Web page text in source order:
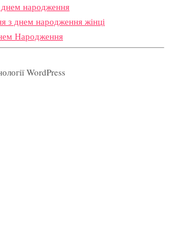
днем народження
з днем народження жінці
Народження
WordPress